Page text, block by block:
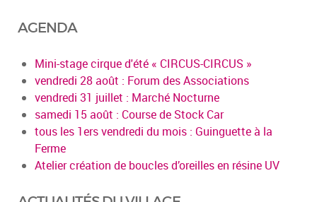
AGENDA
Mini-stage cirque d'été « CIRCUS-CIRCUS »
vendredi 28 août : Forum des Associations
vendredi 31 juillet : Marché Nocturne
samedi 15 août : Course de Stock Car
tous les 1ers vendredi du mois : Guinguette à la
Ferme
Atelier création de boucles d’oreilles en résine UV